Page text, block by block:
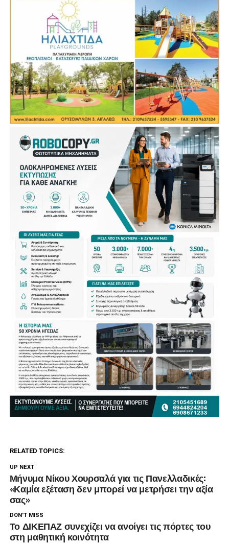
RELATED TOPICS:
UP NEXT
Μήνυμα Νίκου Χουρσαλά για τις Πανελλαδικές:
«Καμία εξέταση δεν μπορεί να μετρήσει την αξία
σας»
DON'T MISS
Το ΔΙΚΕΠΑΖ συνεχίζει να ανοίγει τις πόρτες του
στη μαθητική κοινότητα